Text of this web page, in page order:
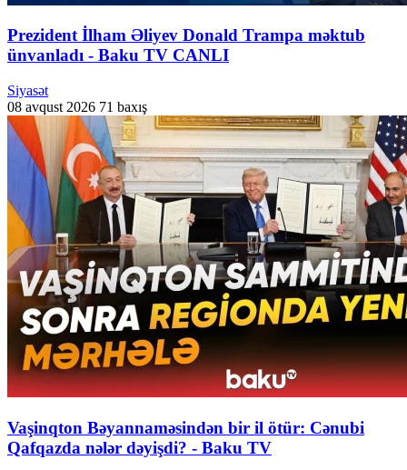
Prezident İlham Əliyev Donald Trampa məktub
ünvanladı - Baku TV CANLI
Siyasət
08 avqust 2026 71 baxış
Vaşinqton Bəyannaməsindən bir il ötür: Cənubi
Qafqazda nələr dəyişdi? - Baku TV